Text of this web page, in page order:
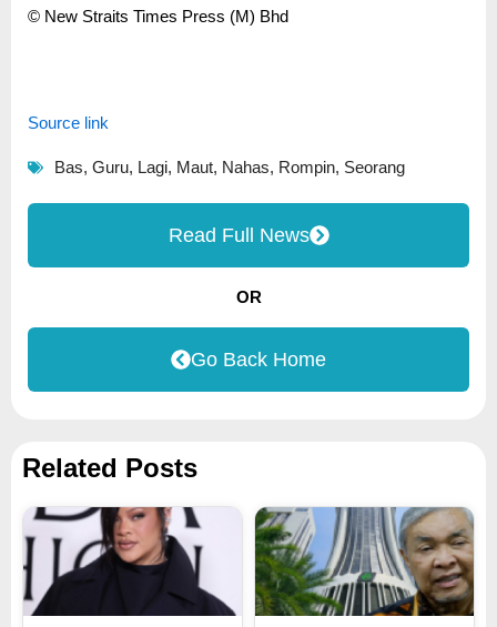
© New Straits Times Press (M) Bhd
Source link
Bas, Guru, Lagi, Maut, Nahas, Rompin, Seorang
Read Full News
OR
Go Back Home
Related Posts